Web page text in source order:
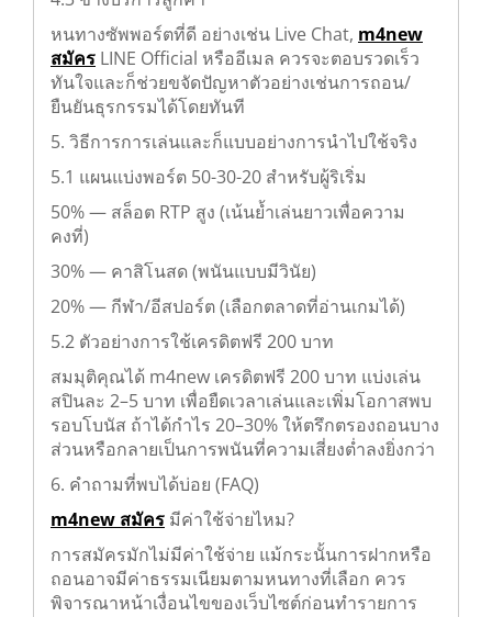
หนทางซัพพอร์ตที่ดี อย่างเช่น Live Chat, m4new
สมัคร LINE Official หรืออีเมล ควรจะตอบรวดเร็ว
ทันใจและก็ช่วยขจัดปัญหาตัวอย่างเช่นการถอน/
ยืนยันธุรกรรมได้โดยทันที
5. วิธีการการเล่นและก็แบบอย่างการนำไปใช้จริง
5.1 แผนแบ่งพอร์ต 50-30-20 สำหรับผู้ริเริ่ม
50% — สล็อต RTP สูง (เน้นย้ำเล่นยาวเพื่อความ
คงที่)
30% — คาสิโนสด (พนันแบบมีวินัย)
20% — กีฬา/อีสปอร์ต (เลือกตลาดที่อ่านเกมได้)
5.2 ตัวอย่างการใช้เครดิตฟรี 200 บาท
สมมุติคุณได้ m4new เครดิตฟรี 200 บาท แบ่งเล่น
สปินละ 2–5 บาท เพื่อยืดเวลาเล่นและเพิ่มโอกาสพบ
รอบโบนัส ถ้าได้กำไร 20–30% ให้ตรึกตรองถอนบาง
ส่วนหรือกลายเป็นการพนันที่ความเสี่ยงต่ำลงยิ่งกว่า
6. คำถามที่พบได้บ่อย (FAQ)
m4new สมัคร มีค่าใช้จ่ายไหม?
การสมัครมักไม่มีค่าใช้จ่าย แม้กระนั้นการฝากหรือ
ถอนอาจมีค่าธรรมเนียมตามหนทางที่เลือก ควร
พิจารณาหน้าเงื่อนไขของเว็บไซต์ก่อนทำรายการ